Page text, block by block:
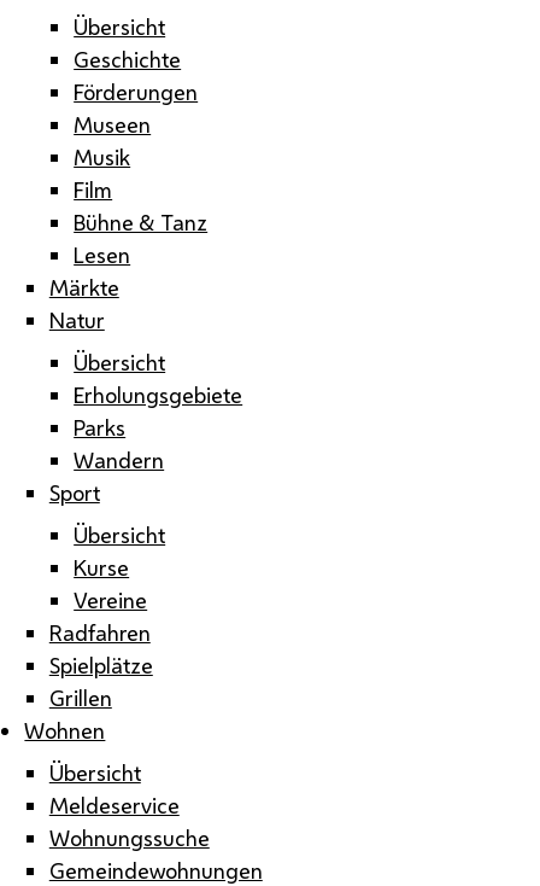
Übersicht
Geschichte
Förderungen
Museen
Musik
Film
Bühne & Tanz
Lesen
Märkte
Natur
Übersicht
Erholungsgebiete
Parks
Wandern
Sport
Übersicht
Kurse
Vereine
Radfahren
Spielplätze
Grillen
Wohnen
Übersicht
Meldeservice
Wohnungssuche
Gemeindewohnungen